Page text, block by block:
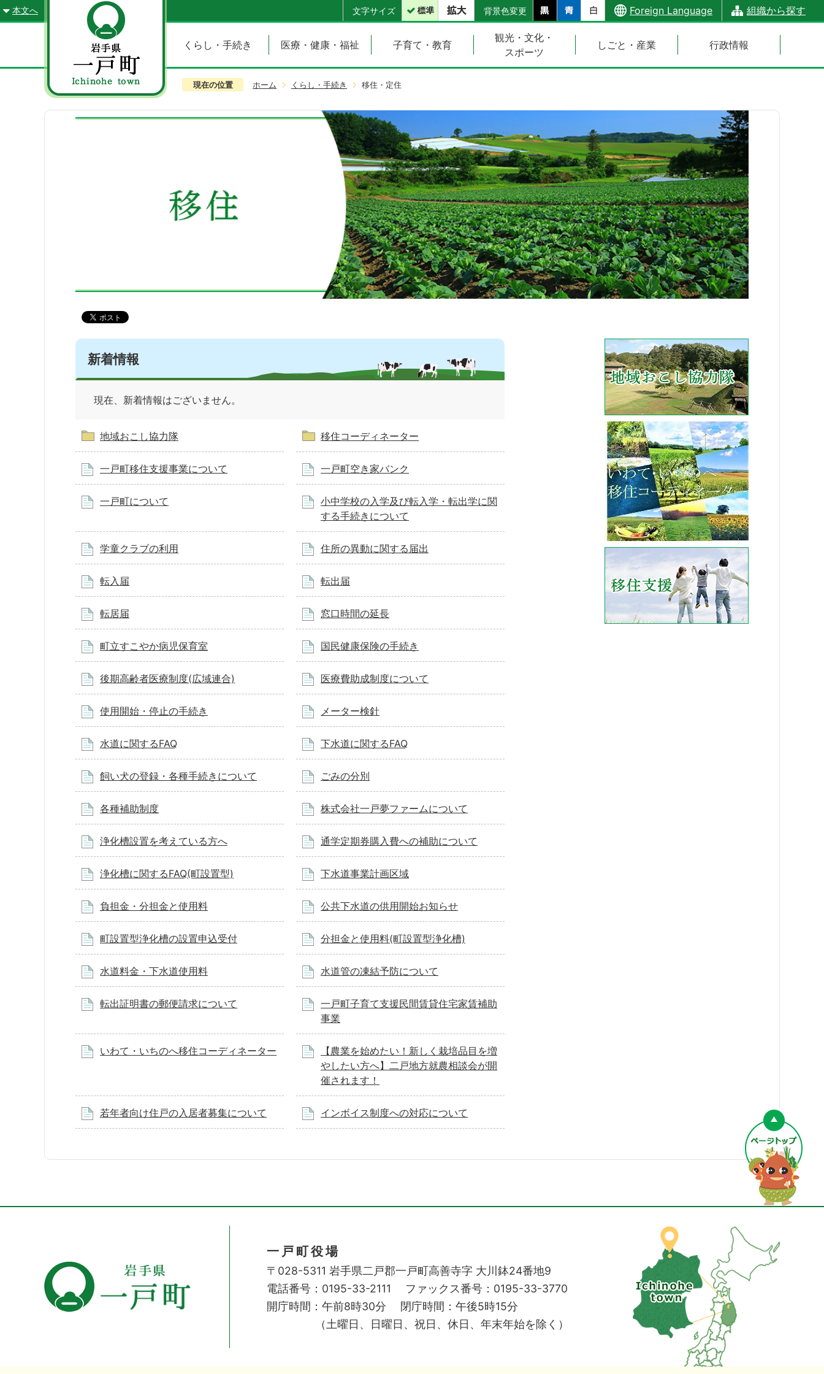
本文へ 文字サイズ 背景色変更 Foreign Language 組織から探す
くらし・手続き 医療・健康・福祉 子育て・教育
観光・文化・
スポーツ
しごと・産業 行政情報
現在の位置 ホーム くらし・手続き 移住・定住
新着情報
現在、新着情報はございません。
地域おこし協力隊 移住コーディネーター
一戸町移住支援事業について 一戸町空き家バンク
一戸町について
小中学校の入学及び転入学・転出学に関
する手続きについて
学童クラブの利用 住所の異動に関する届出
転入届 転出届
転居届 窓口時間の延長
町立すこやか病児保育室 国民健康保険の手続き
後期高齢者医療制度(広域連合) 医療費助成制度について
使用開始・停止の手続き メーター検針
水道に関するFAQ 下水道に関するFAQ
飼い犬の登録・各種手続きについて ごみの分別
各種補助制度 株式会社一戸夢ファームについて
浄化槽設置を考えている方へ 通学定期券購入費への補助について
浄化槽に関するFAQ(町設置型) 下水道事業計画区域
負担金・分担金と使用料 公共下水道の供用開始お知らせ
町設置型浄化槽の設置申込受付 分担金と使用料(町設置型浄化槽)
水道料金・下水道使用料 水道管の凍結予防について
転出証明書の郵便請求について
一戸町子育て支援民間賃貸住宅家賃補助
事業
いわて・いちのへ移住コーディネーター
【農業を始めたい！新しく栽培品目を増
やしたい方へ】二戸地方就農相談会が開
催されます！
若年者向け住戸の入居者募集について インボイス制度への対応について
一戸町役場
〒028-5311 岩手県二戸郡一戸町高善寺字 大川鉢24番地9
電話番号：0195-33-2111
ファックス番号：0195-33-3770
開庁時間：午前8時30分
閉庁時間：午後5時15分
（土曜日、日曜日、祝日、休日、年末年始を除く）